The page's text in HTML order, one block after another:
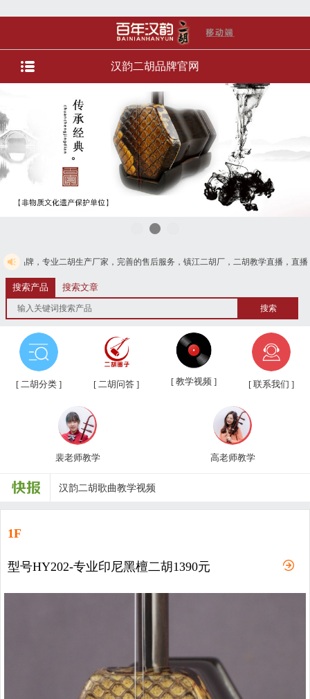
汉韵二胡品牌官网
胡生产厂家，完善的售后服务，镇江二胡厂，二胡教学直播，直播选琴等服务。货
搜索产品 搜索文章
[ 二胡分类 ] [ 二胡问答 ] [ 教学视频 ] [ 联系我们 ]
裴老师教学 高老师教学
第三届“汉韵杯”中老年业余二胡友...
汉韵二胡教学视频教材、新琴应知应...
汉韵二胡高老师教学视频
汉韵二胡裴老师教学视频
汉韵二胡歌曲教学视频
二胡常用演奏符号说明，二胡演奏弓...
1F
型号HY202-专业印尼黑檀二胡1390元